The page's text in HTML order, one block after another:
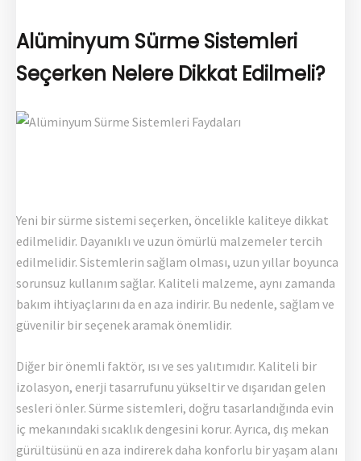
Alüminyum Sürme Sistemleri
Seçerken Nelere Dikkat Edilmeli?
Yeni bir sürme sistemi seçerken, öncelikle kaliteye dikkat
edilmelidir. Dayanıklı ve uzun ömürlü malzemeler tercih
edilmelidir. Sistemlerin sağlam olması, uzun yıllar boyunca
sorunsuz kullanım sağlar. Kaliteli malzeme, aynı zamanda
bakım ihtiyaçlarını da en aza indirir. Bu nedenle, sağlam ve
güvenilir bir seçenek aramak önemlidir.
Diğer bir önemli faktör, ısı ve ses yalıtımıdır. Kaliteli bir
izolasyon, enerji tasarrufunu yükseltir ve dışarıdan gelen
sesleri önler. Sürme sistemleri, doğru tasarlandığında evin
iç mekanındaki sıcaklık dengesini korur. Ayrıca, dış mekan
gürültüsünü en aza indirerek daha konforlu bir yaşam alanı